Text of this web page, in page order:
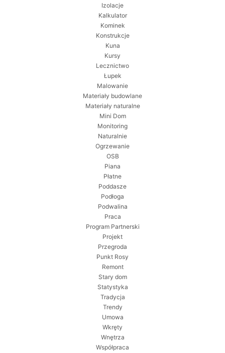
Izolacje
Kalkulator
Kominek
Konstrukcje
Kuna
Kursy
Lecznictwo
Łupek
Malowanie
Materiały budowlane
Materiały naturalne
Mini Dom
Monitoring
Naturalnie
Ogrzewanie
OSB
Piana
Płatne
Poddasze
Podłoga
Podwalina
Praca
Program Partnerski
Projekt
Przegroda
Punkt Rosy
Remont
Stary dom
Statystyka
Tradycja
Trendy
Umowa
Wkręty
Wnętrza
Współpraca